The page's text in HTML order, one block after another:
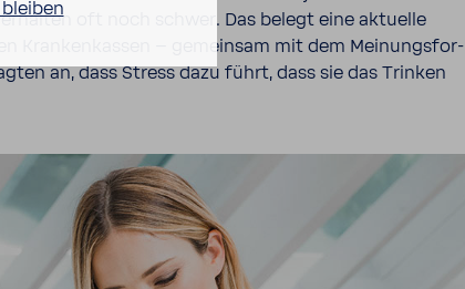
oft noch schwer. Das belegt eine aktu­elle
Kran­ken­kassen – gemeinsam mit dem Meinungs­for­
an, dass Stress dazu führt, dass sie das Trinken